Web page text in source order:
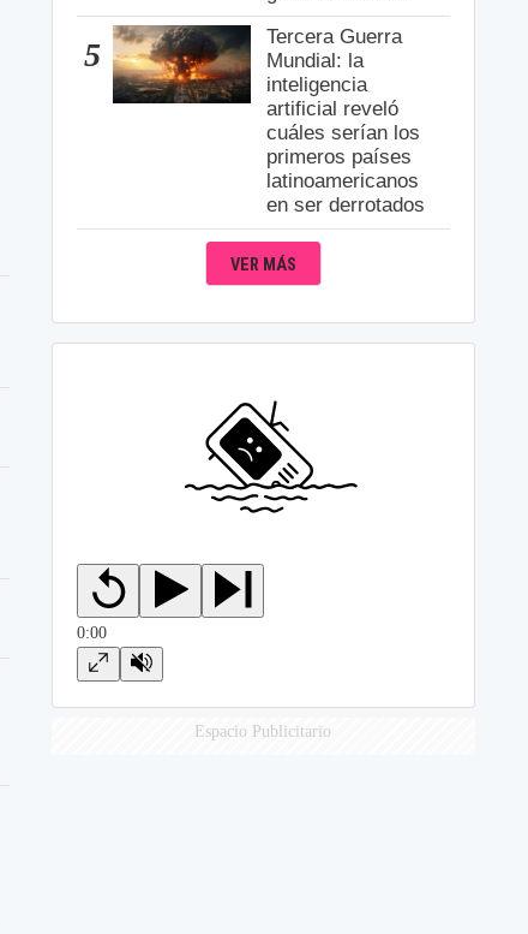
5
Tercera Guerra
Mundial: la
inteligencia
artificial reveló
cuáles serían los
primeros países
latinoamericanos
en ser derrotados
VER MÁS
Espacio Publicitario